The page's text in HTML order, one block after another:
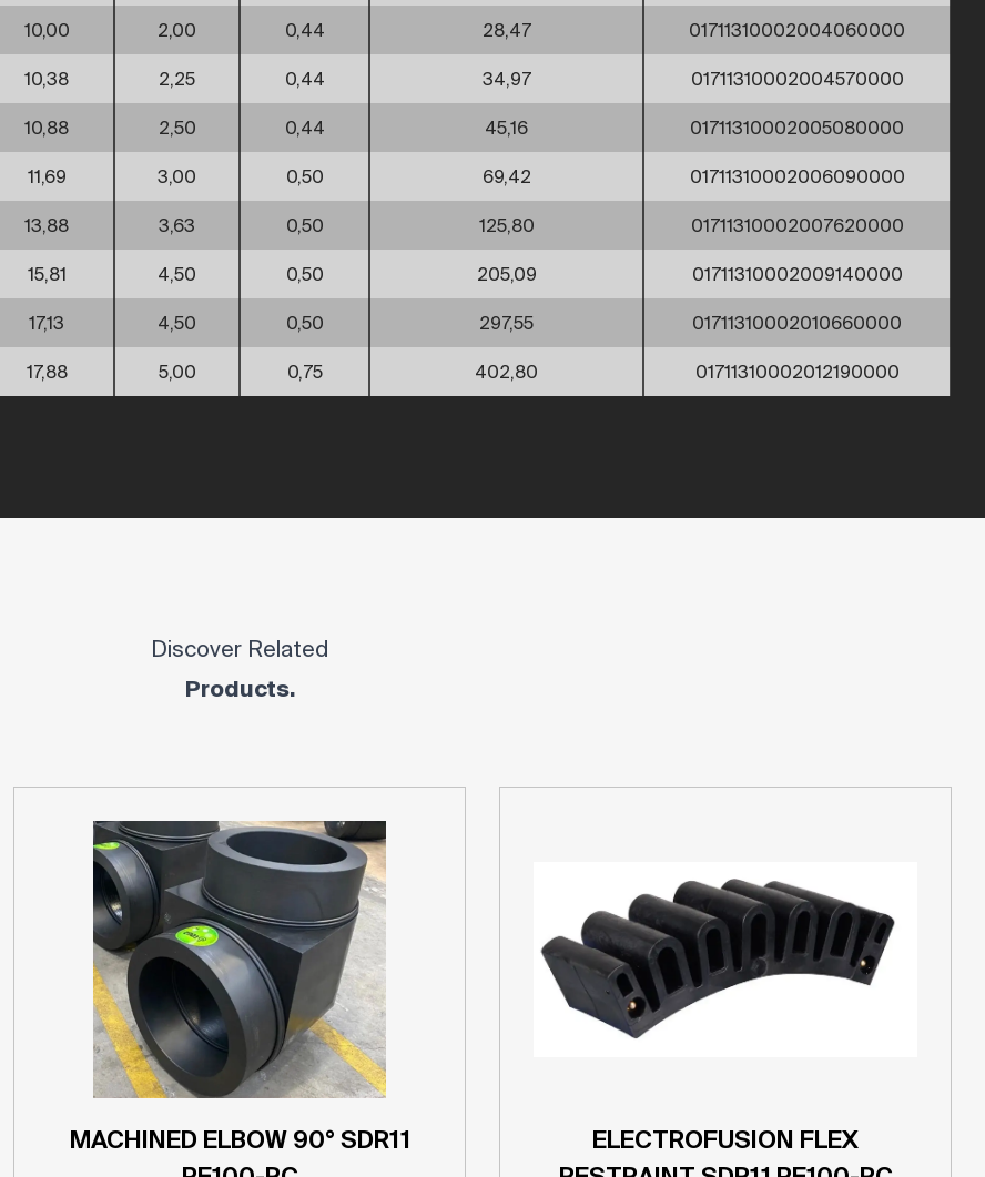
10,00 2,00 0,44 28,47 01711310002004060000
10,38 2,25 0,44 34,97 01711310002004570000
10,88 2,50 0,44 45,16 01711310002005080000
11,69 3,00 0,50 69,42 01711310002006090000
13,88 3,63 0,50 125,80 01711310002007620000
15,81 4,50 0,50 205,09 01711310002009140000
17,13 4,50 0,50 297,55 01711310002010660000
17,88 5,00 0,75 402,80 01711310002012190000
Discover Related
Products.
MACHINED ELBOW 90° SDR11
ELECTROFUSION FLEX